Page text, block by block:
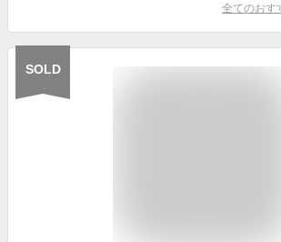
全てのおす
SOLD